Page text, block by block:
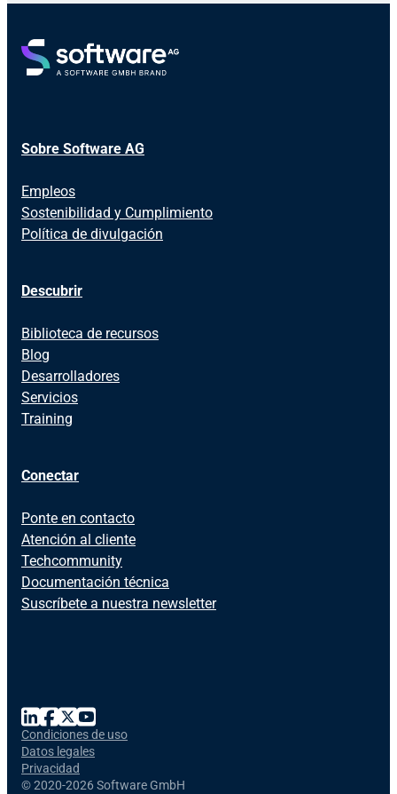
Sobre Software AG
Empleos
Sostenibilidad y Cumplimiento
Política de divulgación
Descubrir
Biblioteca de recursos
Blog
Desarrolladores
Servicios
Training
Conectar
Ponte en contacto
Atención al cliente
Techcommunity
Documentación técnica
Suscríbete a nuestra newsletter
©2020-2026 Software GmbH
Condiciones de uso
Datos legales
Privacidad